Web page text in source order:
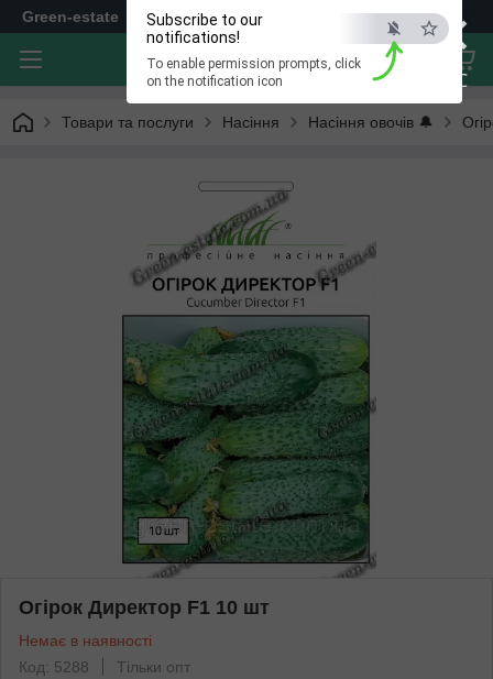
×
ESC
Subscribe to our
notifications!
To enable permission prompts, click
on the notification icon
Green-estate
Товари та послуги Насіння Насіння овочів 🔔
Огірок Директор F1 10 шт
Немає в наявності
Код: 5288
Тільки опт